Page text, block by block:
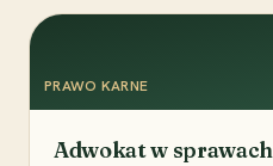
PRAWO KARNE
Adwokat w